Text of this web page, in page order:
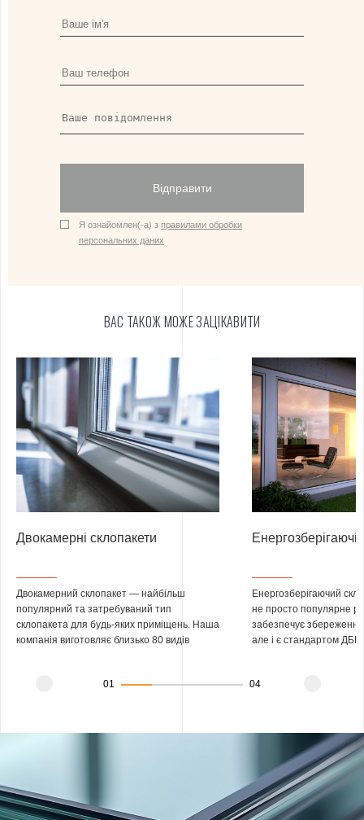
Відправити
Я ознайомлен(-а) з правилами обробки
персональних даних
ВАС ТАКОЖ МОЖЕ ЗАЦІКАВИТИ
Двокамерні склопакети
Двокамерний склопакет — найбільш
популярний та затребуваний тип
склопакета для будь-яких приміщень. Наша
компанія виготовляє близько 80 видів
саме для вашого приміщення і буде
Енергозберігаючі
Енергозберігаючий
не просто популярне
забезпечує
але і є стандартом
склопакетів під будь-
01 04